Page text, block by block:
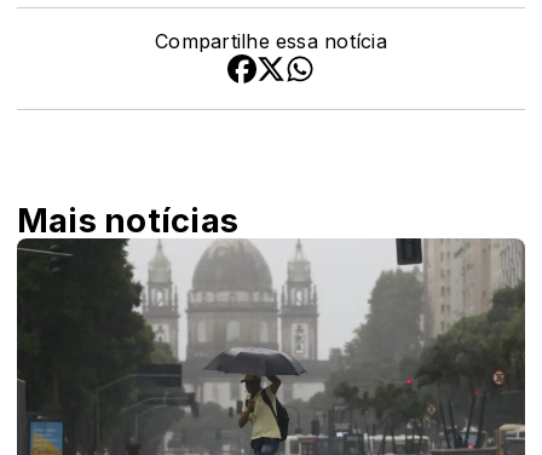
Compartilhe essa notícia
Mais notícias